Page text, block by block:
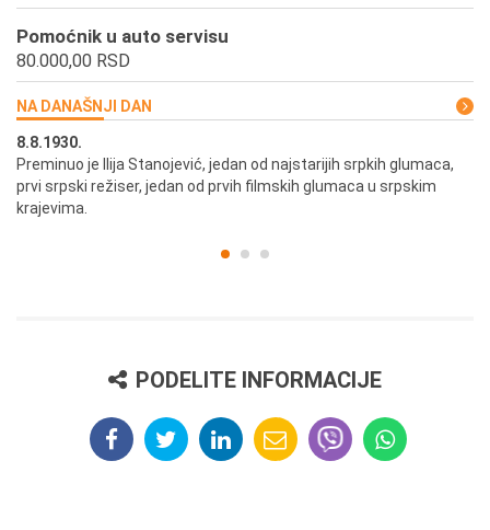
Pomoćnik u auto servisu
80.000,00 RSD
NA DANAŠNJI DAN
8.8.1930.
Preminuo je Ilija Stanojević, jedan od najstarijih srpkih glumaca,
prvi srpski režiser, jedan od prvih filmskih glumaca u srpskim
krajevima.
PODELITE INFORMACIJE